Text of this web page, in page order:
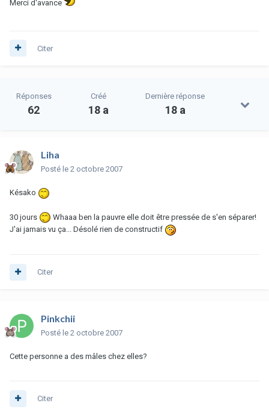
Merci d'avance
Citer
Réponses
62
Créé
18 a
Dernière réponse
18 a
Liha
Posté le 2 octobre 2007
Késako
30 jours
Whaaa ben la pauvre elle doit être pressée de s'en séparer!
J'ai jamais vu ça... Désolé rien de constructif
Citer
Pinkchii
Posté le 2 octobre 2007
Cette personne a des mâles chez elles?
Citer